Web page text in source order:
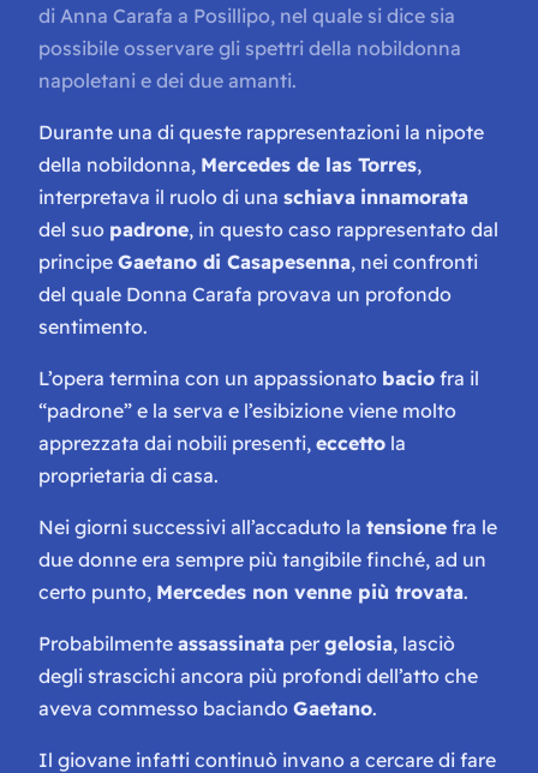
di Anna Carafa a Posillipo, nel quale si dice sia
possibile osservare gli spettri della nobildonna
napoletani e dei due amanti.
Durante una di queste rappresentazioni la nipote
della nobildonna, Mercedes de las Torres,
interpretava il ruolo di una schiava innamorata
del suo padrone, in questo caso rappresentato dal
principe Gaetano di Casapesenna, nei confronti
del quale Donna Carafa provava un profondo
sentimento.
L’opera termina con un appassionato bacio fra il
“padrone” e la serva e l’esibizione viene molto
apprezzata dai nobili presenti, eccetto la
proprietaria di casa.
Nei giorni successivi all’accaduto la tensione fra le
due donne era sempre più tangibile finché, ad un
certo punto, Mercedes non venne più trovata.
Probabilmente assassinata per gelosia, lasciò
degli strascichi ancora più profondi dell’atto che
aveva commesso baciando Gaetano.
Il giovane infatti continuò invano a cercare di fare